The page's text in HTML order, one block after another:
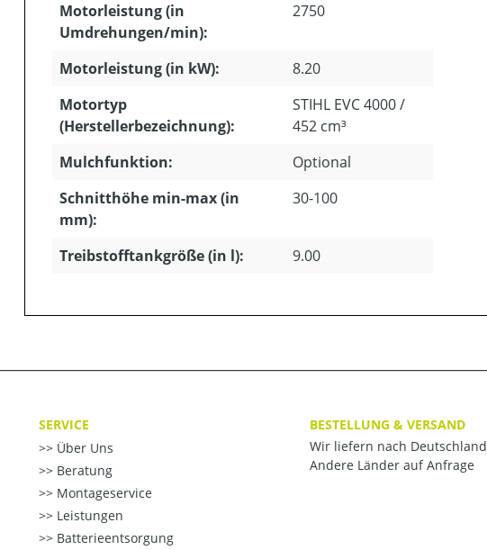
Motorleistung (in
Umdrehungen/min):
2750
Motorleistung (in kW):
8.20
Motortyp
(Herstellerbezeichnung):
STIHL EVC 4000 /
452 cm³
Mulchfunktion:
Optional
Schnitthöhe min-max (in
mm):
30-100
Treibstofftankgröße (in l): 9.00
SERVICE
Über Uns
Beratung
Montageservice
Leistungen
Batterieentsorgung
BESTELLUNG & VERSAND
Wir liefern nach Deutschland
Andere Länder auf Anfrage